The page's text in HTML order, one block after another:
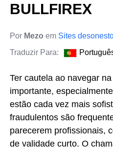
BULLFIREX
Por Mezo em Sites
Traduzir Para:
Ter cautela ao navegar
importante,
estão cada vez mais
fraudulentos são
parecerem profissionais,
de validade curto. O